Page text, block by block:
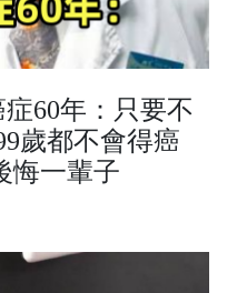
60年：只要不
歲都不會得癌
悔一輩子